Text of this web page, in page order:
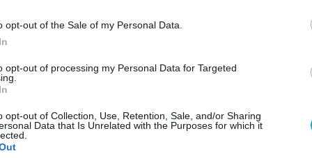
opt-out of the Sale of my Personal Data.
opt-out of processing my Personal Data for Targeted
opt-out of Collection, Use, Retention, Sale, and/or Sharing
Data that Is Unrelated with the Purposes for which it
teljesen átírta A Séf meg a többiek
kilencedik epizódjának forgatókönyvébe, amiben a Júliát
mondataitól. Vajon hogyan reagált erre Schneider Zoltán?